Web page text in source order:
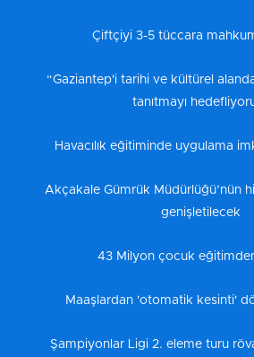
Çiftçiyi 3-5 tüccara
“Gaziantep'i tarihi ve kültürel
tanıtmayı
Havacılık eğitiminde uygulama
Akçakale Gümrük Müdürlüğü’nün
genişletilecek
43 Milyon çocuk
Maaşlardan 'otomatik kesinti'
Şampiyonlar Ligi 2. eleme turu